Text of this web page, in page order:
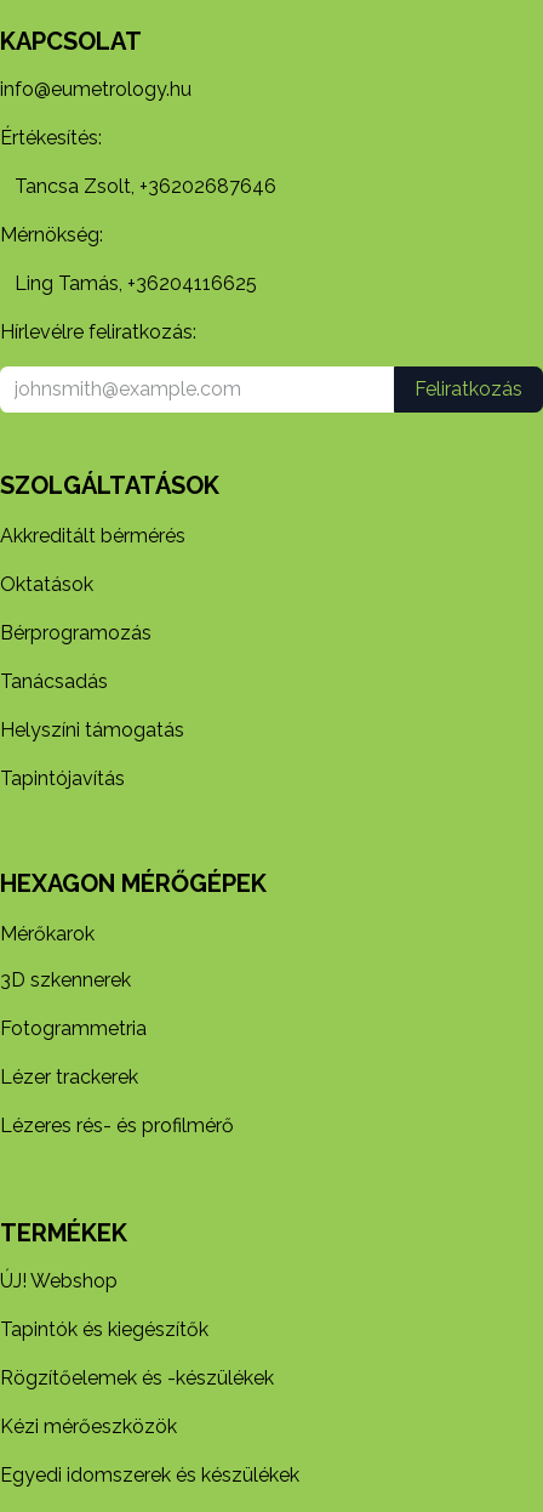
KAPCSOLAT
info@eumetrology.hu
Értékesítés:
Tancsa Zsolt, +36202687646
Mérnökség:
Ling Tamás, +36204116625
Hírlevélre feliratkozás:
Feliratkozás
SZOLGÁLTATÁSOK
Akkreditált bérmérés
Oktatások
Bérprogramozás
Tanácsadás
Helyszíni támogatás
Tapintójavítás
HEXAGON MÉRŐGÉPEK
Mérőkarok
3D szkennerek
Fotogrammetria
Lézer trackerek
Lézeres rés- és profilmérő
TERMÉKEK
ÚJ! Webshop
Tapintók és kiegészítők
Rögzítőelemek és -készül​ékek
Kézi mérőeszközök
Egyedi idomszerek és készülékek